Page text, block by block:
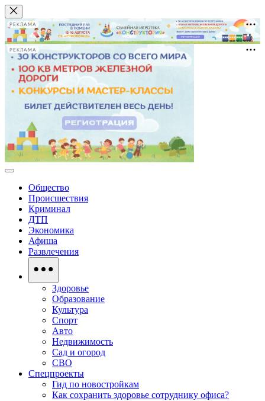
РЕКЛАМА
РЕКЛАМА
Общество
Происшествия
Криминал
ДТП
Экономика
Афиша
Развлечения
Здоровье
Образование
Культура
Спорт
Авто
Недвижимость
Сад и огород
СВО
Спецпроекты
Гид по новостройкам
Как сохранить здоровье сотруднику офиса?